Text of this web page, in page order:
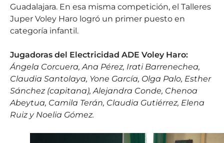
Guadalajara. En esa misma competición, el Talleres
Juper Voley Haro logró un primer puesto en
categoría infantil.
Jugadoras del Electricidad ADE Voley Haro:
Ángela Corcuera, Ana Pérez, Irati Barrenechea,
Claudia Santolaya, Yone García, Olga Palo, Esther
Sánchez (capitana), Alejandra Conde, Chenoa
Abeytua, Camila Terán, Claudia Gutiérrez, Elena
Ruiz y Noelia Gómez.